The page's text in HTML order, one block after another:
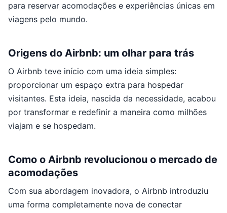
para reservar acomodações e experiências únicas em
viagens pelo mundo.
Origens do Airbnb: um olhar para trás
O Airbnb teve início com uma ideia simples:
proporcionar um espaço extra para hospedar
visitantes. Esta ideia, nascida da necessidade, acabou
por transformar e redefinir a maneira como milhões
viajam e se hospedam.
Como o Airbnb revolucionou o mercado de
acomodações
Com sua abordagem inovadora, o Airbnb introduziu
uma forma completamente nova de conectar